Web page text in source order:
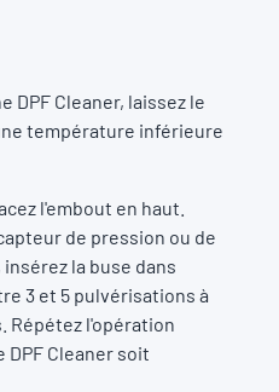
DPF Cleaner, laissez le
température inférieure
l'embout en haut.
de pression ou de
la buse dans
3 et 5 pulvérisations à
Répétez l'opération
DPF Cleaner soit